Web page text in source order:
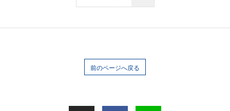
前のページへ戻る